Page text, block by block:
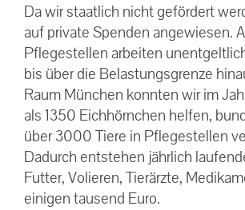
Da wir staatlich nicht gefördert
auf private Spenden angewiesen.
Pflegestellen arbeiten
bis über die Belastungsgrenze
Raum München konnten wir im
als 1350 Eichhörnchen helfen,
über 3000 Tiere in Pflegestellen
Dadurch entstehen jährlich
Futter, Volieren, Tierärzte,
einigen tausend Euro.